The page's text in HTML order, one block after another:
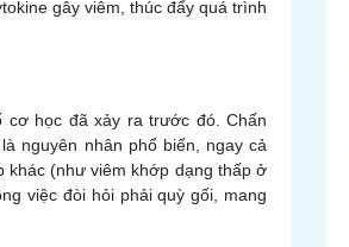
gây viêm, thúc đẩy quá trình
học đã xảy ra trước đó. Chấn
nguyên nhân phổ biến, ngay cả
khác (như viêm khớp dạng thấp ở
việc đòi hỏi phải quỳ gối, mang